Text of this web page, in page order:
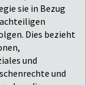
sie in Bezug
Dies bezieht
und
und